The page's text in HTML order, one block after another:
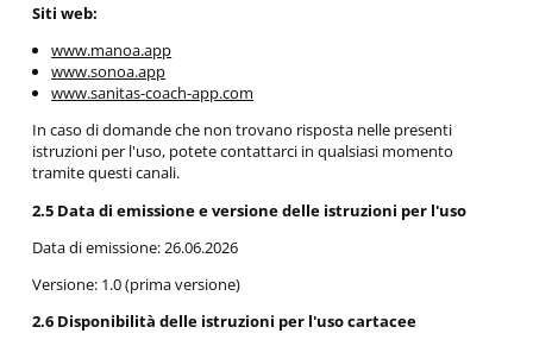
Siti web:
www.manoa.app
www.sonoa.app
www.sanitas-coach-app.com
In caso di domande che non trovano risposta nelle presenti
istruzioni per l'uso, potete contattarci in qualsiasi momento
tramite questi canali.
2.5 Data di emissione e versione delle istruzioni per l'uso
Data di emissione: 26.06.2026
Versione: 1.0 (prima versione)
2.6 Disponibilità delle istruzioni per l'uso cartacee